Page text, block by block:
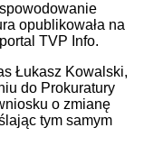
opublikowała na
TVP Info.
Łukasz Kowalski,
do Prokuratury
o zmianę
tym samym